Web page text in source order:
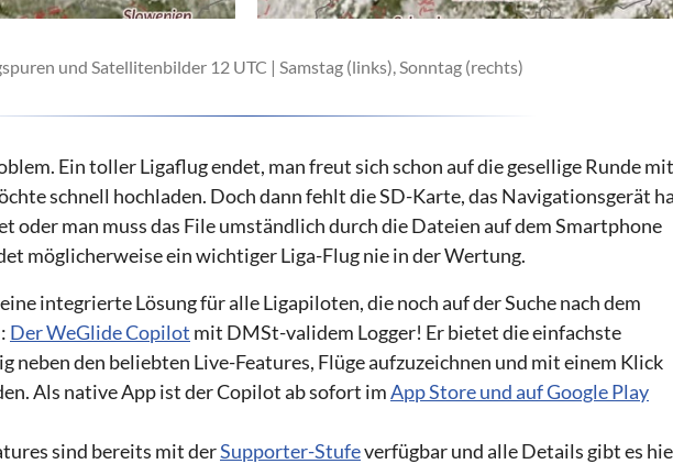
und Satellitenbilder 12 UTC | Samstag (links), Sonntag (rechts)
Ein toller Ligaflug endet, man freut sich schon auf die gesellige Runde mit
schnell hochladen. Doch dann fehlt die SD-Karte, das Navigationsgerät
oder man muss das File umständlich durch die Dateien auf dem Smartphone
möglicherweise ein wichtiger Liga-Flug nie in der Wertung.
integrierte Lösung für alle Ligapiloten, die noch auf der Suche nach dem
Der WeGlide Copilot mit DMSt-validem Logger! Er bietet die einfachste
neben den beliebten Live-Features, Flüge aufzuzeichnen und mit einem Klick
Als native App ist der Copilot ab sofort imApp Store und auf Google Play
sind bereits mit derSupporter-Stufeverfügbar und alle Details gibt es